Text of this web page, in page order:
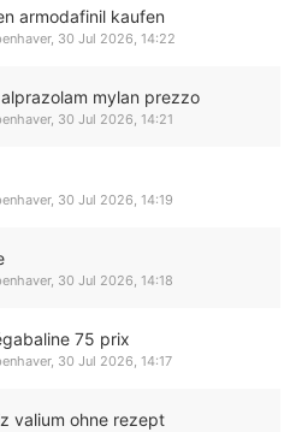
armodafinil kaufen
, 30 Jul 2026, 14:22
mylan prezzo
, 30 Jul 2026, 14:21
, 30 Jul 2026, 14:19
, 30 Jul 2026, 14:18
75 prix
, 30 Jul 2026, 14:17
valium ohne rezept